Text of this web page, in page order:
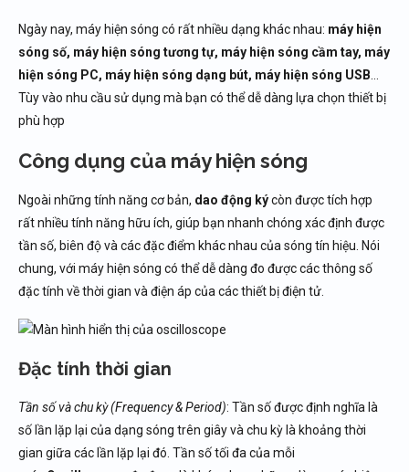
Ngày nay, máy hiện sóng có rất nhiều dạng khác nhau: máy hiện
sóng số, máy hiện sóng tương tự, máy hiện sóng cầm tay, máy
hiện sóng PC, máy hiện sóng dạng bút, máy hiện sóng USB
Tùy vào nhu cầu sử dụng mà bạn có thể dễ dàng lựa chọn thiết bị
phù hợp
Công dụng của máy hiện sóng
Ngoài những tính năng cơ bản, dao động kýcòn được tích hợp
rất nhiều tính năng hữu ích, giúp bạn nhanh chóng xác định được
tần số, biên độ và các đặc điểm khác nhau của sóng tín hiệu. Nói
chung, với máy hiện sóng có thể dễ dàng đo được các thông số
đặc tính về thời gian và điện áp của các thiết bị điện tử.
Đặc tính thời gian
Tần số và chu kỳ (Frequency & Period): Tần số được định nghĩa là
số lần lặp lại của dạng sóng trên giây và chu kỳ là khoảng thời
gian giữa các lần lặp lại đó. Tần số tối đa của mỗi